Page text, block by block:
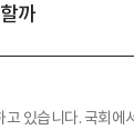
까
고 있습니다. 국회에